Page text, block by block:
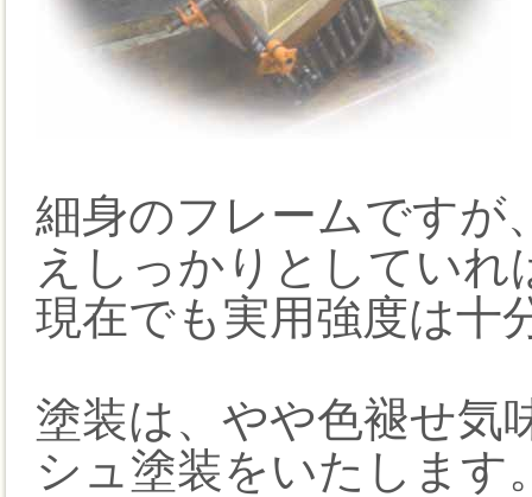
細身のフレームですが
えしっかりとしていれ
現在でも実用強度は十
塗装は、やや色褪せ気
シュ塗装をいたします